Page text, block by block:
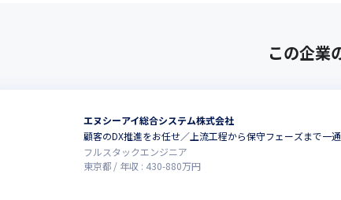
この企業
エヌシーアイ総合システム株式会社
顧客のDX推進をお任せ／上流工程から保守フェーズまで一
フルスタックエンジニア
東京都
年収 : 430-880万円